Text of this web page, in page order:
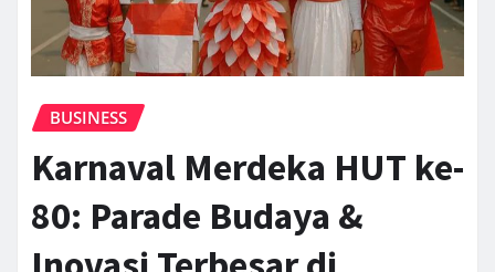
BUSINESS
Karnaval Merdeka HUT ke-
80: Parade Budaya &